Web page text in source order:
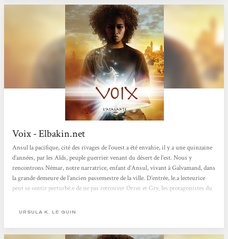
Voix - Elbakin.net
Ansul la pacifique, cité des rivages de l’ouest a été envahie, il y a une quinzaine
d’années, par les Alds, peuple guerrier venant du désert de l’est. Nous y
rencontrons Némar, notre narratrice, enfant d’Ansul, vivant à Galvamand, dans
la grande demeure de l’ancien passemestre de la ville. D’entrée, le.a lecteurice
peut se sentir perturbé.e de ne pas retrouver Orrec et Gry, les protagonistes du
retrouverons bien vite.Némar, donc, jeune orpheline curieuse, passionnée par
URSULA K. LE GUIN